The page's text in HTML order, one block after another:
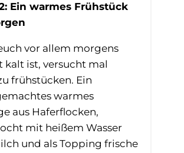
Ein warmes Frühstück
vor allem morgens
kalt ist, versucht mal
frühstücken. Ein
warmes
aus Haferflocken,
mit heißem Wasser
und als Topping frische